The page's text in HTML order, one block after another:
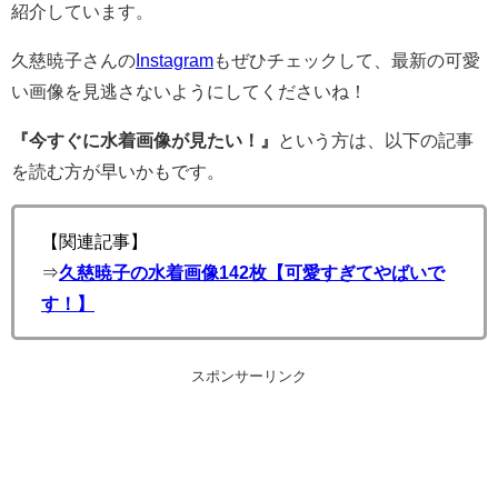
紹介しています。
久慈暁子さんのInstagramもぜひチェックして、最新の可愛
い画像を見逃さないようにしてくださいね！
『今すぐに水着画像が見たい！』
という方は、以下の記事
を読む方が早いかもです。
【関連記事】
⇒久慈暁子の水着画像142枚【可愛すぎてやばいで
す！】
スポンサーリンク